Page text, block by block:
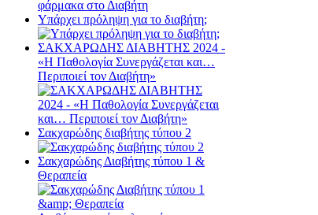
Υπάρχει πρόληψη για το διαβήτη;
ΣΑΚΧΑΡΩΔΗΣ ΔΙΑΒΗΤΗΣ 2024 -
«Η Παθολογία Συνεργάζεται και…
Περιποιεί τον Διαβήτη»
Σακχαρώδης διαβήτης τύπου 2
Σακχαρώδης Διαβήτης τύπου 1 &
Θεραπεία